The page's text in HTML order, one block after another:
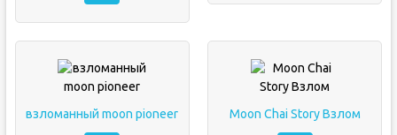
взломанный moon pioneer Moon Chai Story Взлом